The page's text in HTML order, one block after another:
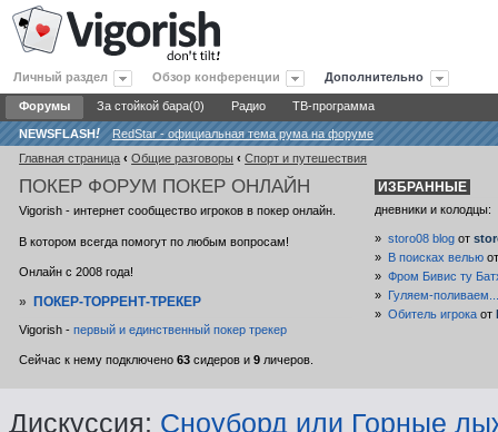
Личный раздел Обзор конференции Дополнительно
Форумы За стойкой бара(0) Радио ТВ-программа
NEWSFLASH!
RedStar - официальная тема рума на форуме
Главная страница ‹ Общие разговоры ‹ Спорт и путешествия
ПОКЕР ФОРУМ ПОКЕР ОНЛАЙН
Vigorish - интернет сообщество игроков в покер онлайн.
В котором всегда помогут по любым вопросам!
Онлайн с 2008 года!
»ПОКЕР-ТОРРЕНТ-ТРЕКЕР
Vigorish -первый и единственный покер трекер
Сейчас к нему подключено63 сидеров и9 личеров.
ИЗБРАННЫЕ
дневники и колодцы:
»storo08 blog от
»
В поисках велью
»Фром Бивис ту
»
Гуляем-
»Обитель игрока от
Дискуссия: Сноуборд или Горные